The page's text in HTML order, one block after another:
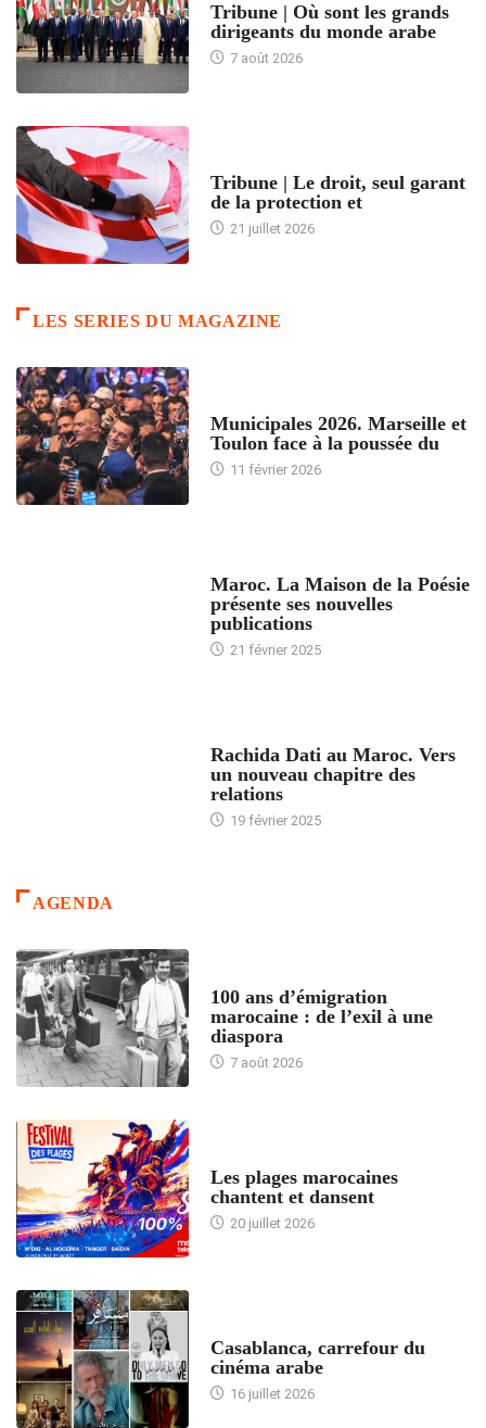
Tribune | Où sont les grands
dirigeants du monde arabe
7 août 2026
Tribune | Le droit, seul garant
de la protection et
21 juillet 2026
LES SERIES DU MAGAZINE
Municipales 2026. Marseille et
Toulon face à la poussée du
11 février 2026
Maroc. La Maison de la Poésie
présente ses nouvelles
publications
21 février 2025
Rachida Dati au Maroc. Vers
un nouveau chapitre des
relations
19 février 2025
AGENDA
100 ans d’émigration
marocaine : de l’exil à une
diaspora
7 août 2026
Les plages marocaines
chantent et dansent
20 juillet 2026
Casablanca, carrefour du
cinéma arabe
16 juillet 2026